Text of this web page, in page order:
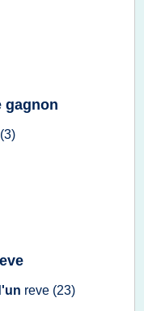
gagnon
(3)
reve (23)